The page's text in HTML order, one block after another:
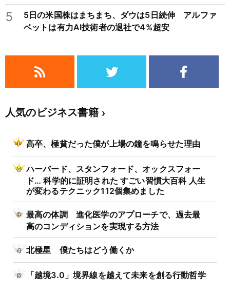
5
5日の米国株はまちまち、ダウは5日続伸 アルファ
ベットは有力AI技術者の退社で4%超安
人気のビジネス書籍
高卒、極貧だった僕が上場の鐘を鳴らせた理由
ハーバード、スタンフォード、オックスフォー
ド… 科学的に証明された すごい習慣大百科 人生
が変わるテクニック112個集めました
最高の体調 進化医学のアプローチで、過去最
高のコンディションを実現する方法
北極星 僕たちはどう働くか
「越境3.0」境界線を越えて未来を創る行動哲学